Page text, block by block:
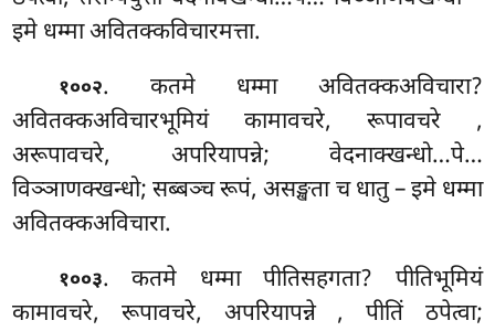
इमे धम्मा अवितक्कविचारमत्ता.
१००२. कतमे धम्मा अवितक्कअविचारा?
अवितक्कअविचारभूमियं कामावचरे, रूपावचरे ,
अरूपावचरे, अपरियापन्ने; वेदनाक्खन्धो…पे…
विञ्ञाणक्खन्धो; सब्बञ्च रूपं, असङ्खता च धातु – इमे धम्मा
अवितक्कअविचारा.
१००३. कतमे धम्मा पीतिसहगता? पीतिभूमियं
कामावचरे, रूपावचरे, अपरियापन्ने , पीतिं ठपेत्वा;